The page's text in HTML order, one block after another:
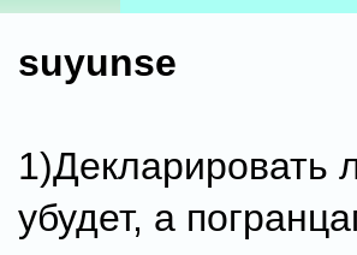
suyunse
1)Декларировать
убудет, а